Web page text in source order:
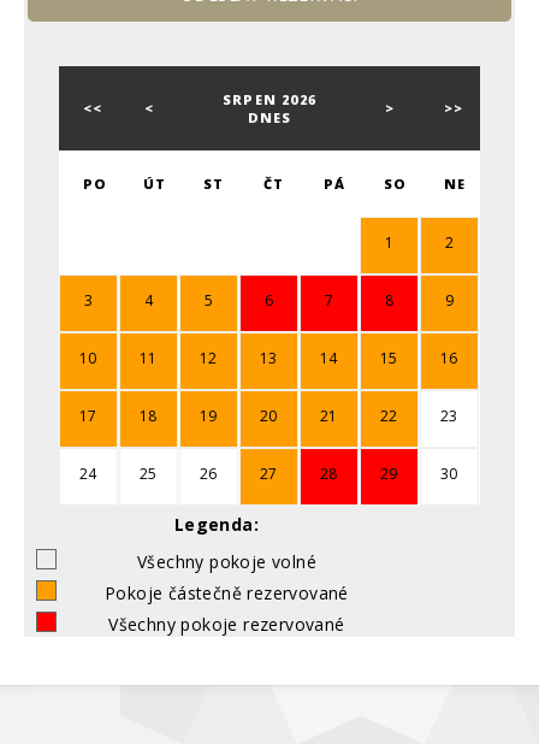
<< <
SRPEN 2026
DNES
> >>
PO ÚT ST ČT PÁ SO NE
1 2
3 4 5 6 7 8 9
10 11 12 13 14 15 16
17 18 19 20 21 22 23
24 25 26 27 28 29 30
Legenda:
Všechny pokoje volné
Pokoje částečně rezervované
Všechny pokoje rezervované